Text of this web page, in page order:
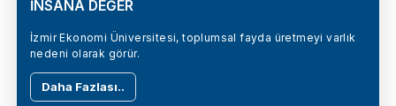
İNSANA DEĞER
İzmir Ekonomi Üniversitesi, toplumsal fayda üretmeyi varlık
nedeni olarak görür.
Daha Fazlası..